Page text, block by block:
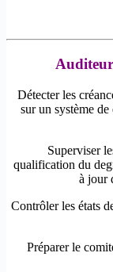
Détecter les
sur un système
Superviser
qualification du
à jour
Contrôler les états
Préparer le